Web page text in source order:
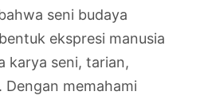
seni budaya
ekspresi manusia
karya seni, tarian,
Dengan memahami